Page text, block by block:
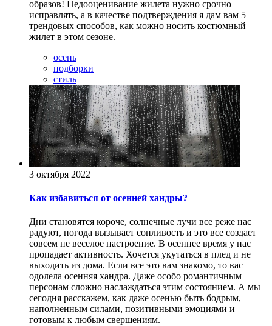
образов! Недооценивание жилета нужно срочно
исправлять, а в качестве подтверждения я дам вам 5
трендовых способов, как можно носить костюмный
жилет в этом сезоне.
осень
подборки
стиль
3 октября 2022
Как избавиться от осенней хандры?
Дни становятся короче, солнечные лучи все реже нас
радуют, погода вызывает сонливость и это все создает
совсем не веселое настроение. В осеннее время у нас
пропадает активность. Хочется укутаться в плед и не
выходить из дома. Если все это вам знакомо, то вас
одолела осенняя хандра. Даже особо романтичным
персонам сложно наслаждаться этим состоянием. А мы
сегодня расскажем, как даже осенью быть бодрым,
наполненным силами, позитивными эмоциями и
готовым к любым свершениям.